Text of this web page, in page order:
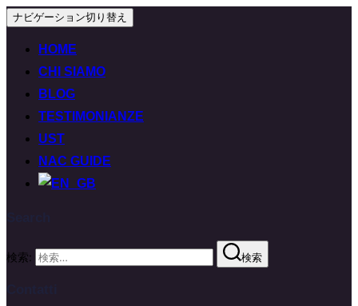
ナビゲーション切り替え
HOME
CHI SIAMO
BLOG
TESTIMONIANZE
UST
NAC GUIDE
検索: 検索